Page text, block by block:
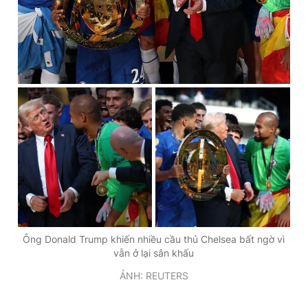
Giấy phép xuất bản số 110/GP - BTTTT cấp ngày 24.3.2020
© 2003-2026 Bản quyền thuộc về Báo Thanh Niên. Cấm sao
chép dưới mọi hình thức nếu không có sự chấp thuận bằng văn
bản. Phát triển bởi ePi Technologies, JSC.
Ông Donald Trump khiến nhiều cầu thủ Chelsea bất ngờ vì
vẫn ở lại sân khấu
ẢNH: REUTERS